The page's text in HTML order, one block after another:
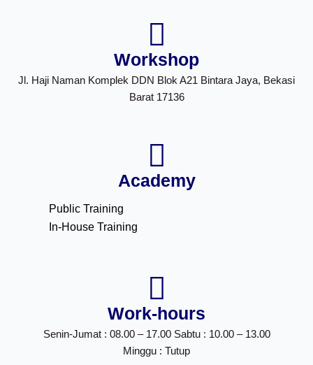
Workshop
Jl. Haji Naman Komplek DDN Blok A21 Bintara Jaya, Bekasi
Barat 17136
Academy
Public Training
In-House Training
Work-hours
Senin-Jumat : 08.00 – 17.00 Sabtu : 10.00 – 13.00
Minggu : Tutup